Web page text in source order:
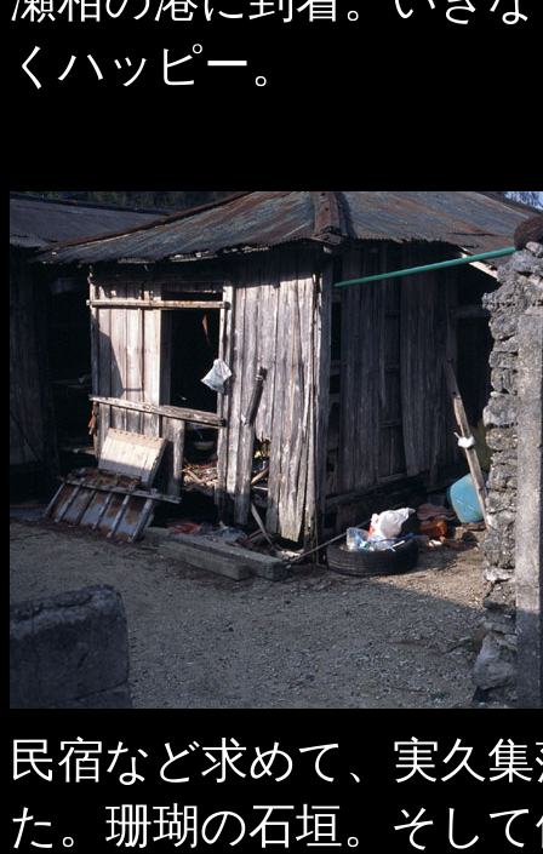
くハッピー。
民宿など求めて、実久
た。珊瑚の石垣。そし